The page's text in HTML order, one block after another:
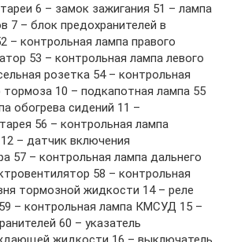
6 – замок зажигания 51 – лампа
7 – блок предохранителей в
– контрольная лампа правого
53 – контрольная лампа левого
розетка 54 – контрольная
10 – подкапотная лампа 55
обогрева сидений 11 –
56 – контрольная лампа
– датчик включения
57 – контрольная лампа дальнего
58 – контрольная
тормозной жидкости 14 – реле
59 – контрольная лампа КМСУД 15 –
60 – указатель